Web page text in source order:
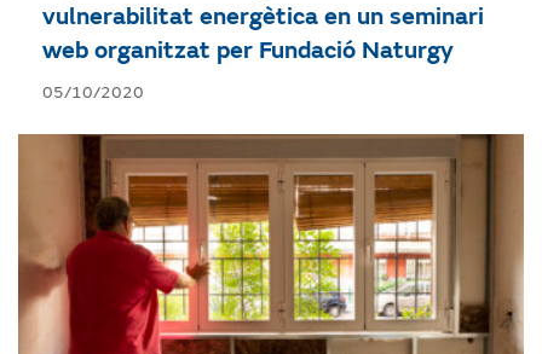
vulnerabilitat energètica en un seminari
web organitzat per Fundació Naturgy
05/10/2020